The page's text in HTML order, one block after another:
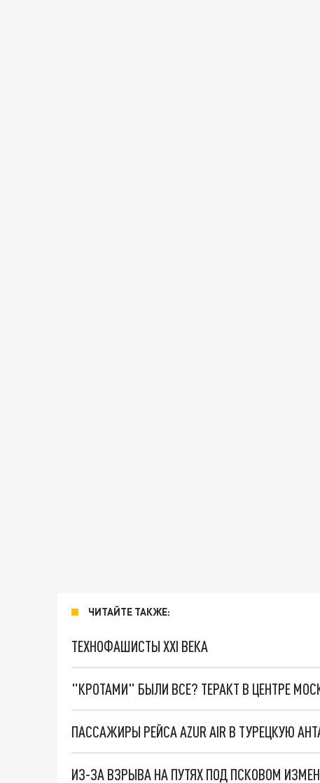
ЧИТАЙТЕ ТАКЖЕ:
ТЕХНОФАШИСТЫ XXI ВЕКА
"КРОТАМИ" БЫЛИ ВСЕ? ТЕРАКТ В ЦЕНТРЕ
ПАССАЖИРЫ РЕЙСА AZUR AIR В ТУРЕЦКУЮ
ИЗ-ЗА ВЗРЫВА НА ПУТЯХ ПОД ПСКОВОМ